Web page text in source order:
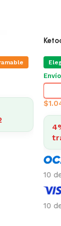
$
10
10